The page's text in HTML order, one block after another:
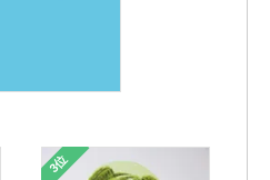
3位